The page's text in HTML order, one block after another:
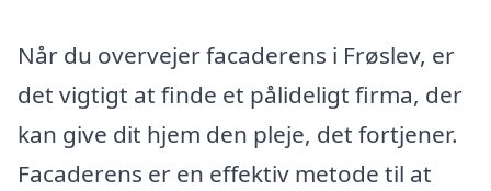
Når du overvejer facaderens i Frøslev, er
det vigtigt at finde et pålideligt firma, der
kan give dit hjem den pleje, det fortjener.
Facaderens er en effektiv metode til at